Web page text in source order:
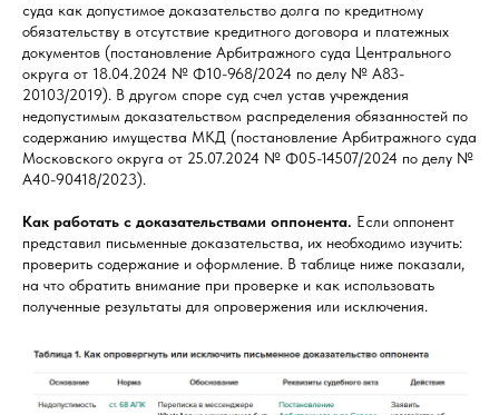
суда как допустимое доказательство долга по кредитному
обязательству в отсутствие кредитного договора и платежных
документов (постановление Арбитражного суда Центрального
округа от 18.04.2024 № Ф10-968/2024 по делу № А83-
20103/2019). В другом споре суд счел устав учреждения
недопустимым доказательством распределения обязанностей по
содержанию имущества МКД (постановление Арбитражного суда
Московского округа от 25.07.2024 № Ф05-14507/2024 по делу №
А40-90418/2023).
Как работать с доказательствами оппонента. Если оппонент
представил письменные доказательства, их необходимо изучить:
проверить содержание и оформление. В таблице ниже показали,
на что обратить внимание при проверке и как использовать
полученные результаты для опровержения или исключения.